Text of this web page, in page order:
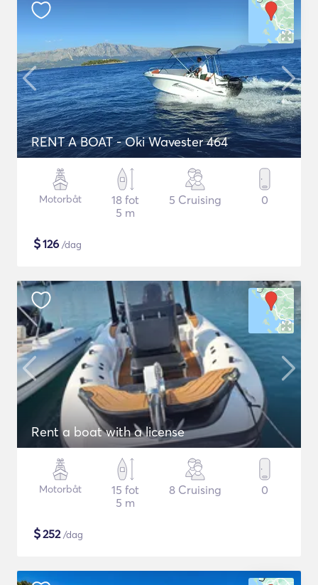
RENT A BOAT - Oki Wavester 464
Motorbåt
18 fot
5 m
5 Cruising 0
$126 /dag
Rent a boat with a license
Motorbåt
15 fot
5 m
8 Cruising 0
$252/dag